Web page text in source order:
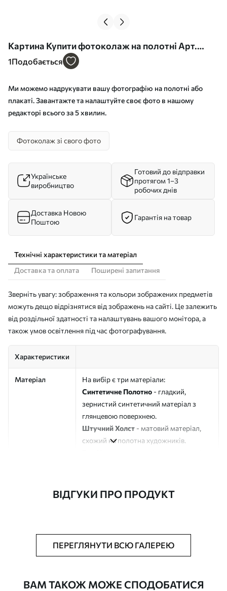
Картина Купити фотоколаж на полотні Арт.
s43731
1Подобається
Ми можемо надрукувати вашу фотографію на полотні або
плакаті. Завантажте та налаштуйте своє фото в нашому
редакторі всього за 5 хвилин.
Фотоколаж зі свого фото
Українське
виробництво
Готовий до відправки
протягом 1–3
робочих днів
Доставка Новою
Поштою
Гарантія на товар
Технічні характеристики та матеріал
Доставка та оплата
Поширені запитання
Зверніть увагу: зображення та кольори зображених предметів
можуть дещо відрізнятися від зображень на сайті. Це залежить
від роздільної здатності та налаштувань вашого монітора, а
також умов освітлення під час фотографування.
Характеристики
Матеріал
На вибір є три матеріали:
Синтетичне Полотно - гладкий,
зернистий синтетичний матеріал з
глянцевою поверхнею.
Штучний Холст - матовий матеріал,
схожий на полотна художників.
Додатково Можна додати лакове покриття.
ВІДГУКИ ПРО ПРОДУКТ
ПЕРЕГЛЯНУТИ ВСЮ ГАЛЕРЕЮ
ВАМ ТАКОЖ МОЖЕ СПОДОБАТИСЯ